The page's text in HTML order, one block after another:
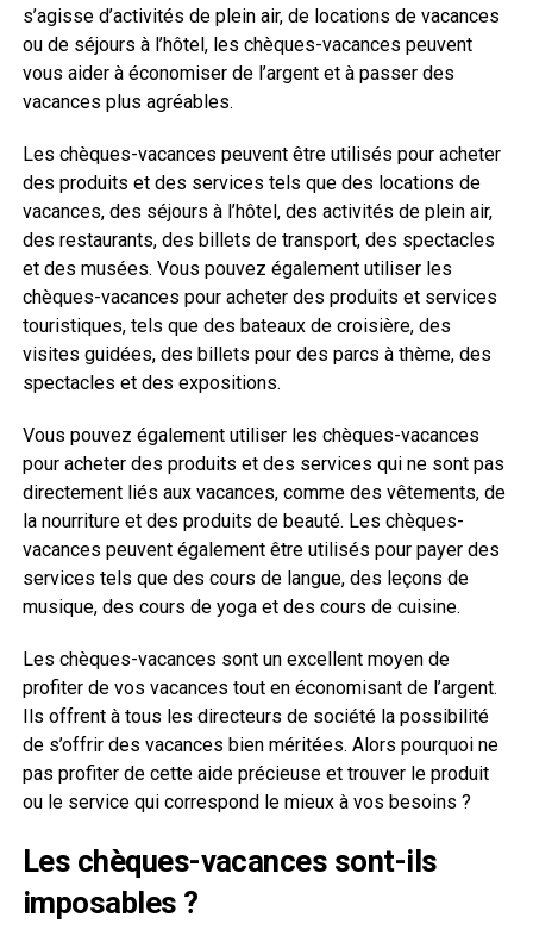
s’agisse d’activités de plein air, de locations de vacances
ou de séjours à l’hôtel, les chèques-vacances peuvent
vous aider à économiser de l’argent et à passer des
vacances plus agréables.
Les chèques-vacances peuvent être utilisés pour acheter
des produits et des services tels que des locations de
vacances, des séjours à l’hôtel, des activités de plein air,
des restaurants, des billets de transport, des spectacles
et des musées. Vous pouvez également utiliser les
chèques-vacances pour acheter des produits et services
touristiques, tels que des bateaux de croisière, des
visites guidées, des billets pour des parcs à thème, des
spectacles et des expositions.
Vous pouvez également utiliser les chèques-vacances
pour acheter des produits et des services qui ne sont pas
directement liés aux vacances, comme des vêtements, de
la nourriture et des produits de beauté. Les chèques-
vacances peuvent également être utilisés pour payer des
services tels que des cours de langue, des leçons de
musique, des cours de yoga et des cours de cuisine.
Les chèques-vacances sont un excellent moyen de
profiter de vos vacances tout en économisant de l’argent.
Ils offrent à tous les directeurs de société la possibilité
de s’offrir des vacances bien méritées. Alors pourquoi ne
pas profiter de cette aide précieuse et trouver le produit
ou le service qui correspond le mieux à vos besoins ?
Les chèques-vacances sont-ils
imposables ?